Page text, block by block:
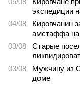
Новостройки
Новостройки